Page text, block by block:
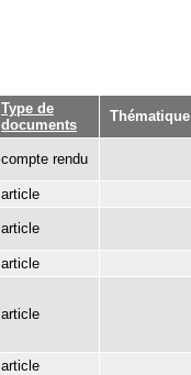
Type de
documents
Thématique
compte rendu
article
article
article
article
article